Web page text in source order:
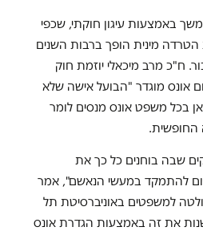
באמצעות עיגון חוקתי, שכפי
הטרדה מינית הופך ברבות השנים
ח"כ מרב מיכאלי יוזמת חוק
אונס מוגדר "הבועל אישה שלא
בכל משפט אונס מנסים לומר
החופשית.
שבה בוחנים כל כך את
להתמקד במעשי הנאשם", אמר
למשפטים באוניברסיטת תל
את זה באמצעות הגדרת אונס